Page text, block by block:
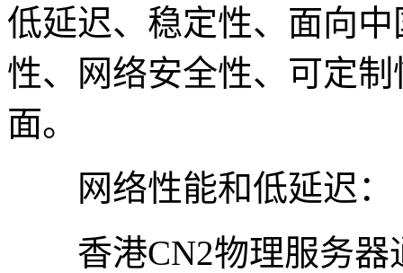
低延迟、稳定性、面向
性、网络安全性、可定
面。
网络性能和低延迟：
香港CN2物理服务器